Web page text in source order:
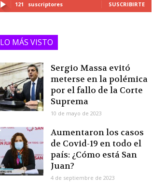
121 suscriptores SUSCRIBIRTE
LO MÁS VISTO
Sergio Massa evitó
meterse en la polémica
por el fallo de la Corte
Suprema
10 de mayo de 2023
Aumentaron los casos
de Covid-19 en todo el
país: ¿Cómo está San
Juan?
4 de septiembre de 2023